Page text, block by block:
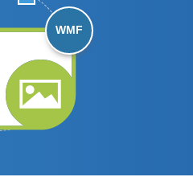
WMF